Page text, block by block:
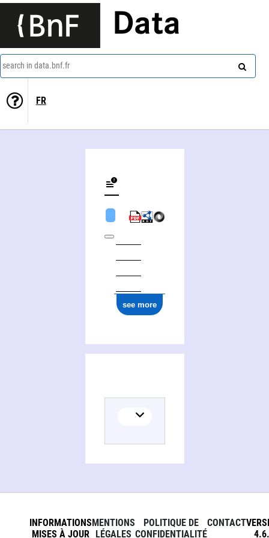
Data
search in data.bnf.fr
FR
see more
INFORMATIONS
MISES À JOUR
MENTIONS
LÉGALES
POLITIQUE DE
CONFIDENTIALITÉ
CONTACT